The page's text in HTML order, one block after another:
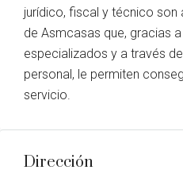
jurídico, fiscal y técnico son
de Asmcasas que, gracias
especializados y a través
personal, le permiten
servicio.
Dirección